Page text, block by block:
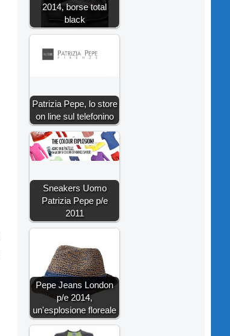
2014, borse total
black
Patrizia Pepe, lo store
on line sul telefonino
Sneakers Uomo
Patrizia Pepe p/e
2011
Pepe Jeans London
p/e 2014,
un'esplosione floreale